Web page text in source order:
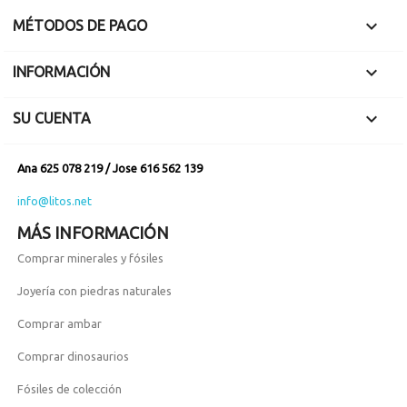
MÉTODOS DE PAGO 
INFORMACIÓN 
SU CUENTA 
Ana 625 078 219 / Jose 616 562 139
info@litos.net
MÁS INFORMACIÓN
Comprar minerales y fósiles
Joyería con piedras naturales
Comprar ambar
Comprar dinosaurios
Fósiles de colección